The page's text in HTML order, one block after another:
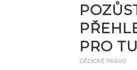
PRO
DĚDICKÉ PRÁVO